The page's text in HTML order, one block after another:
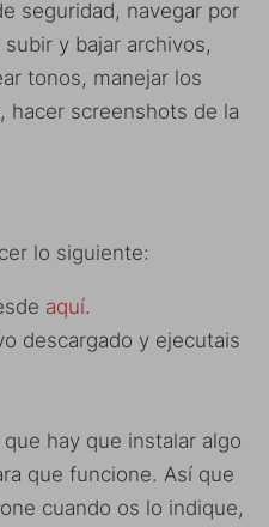
seguridad, navegar por
y bajar archivos,
tonos, manejar los
hacer screenshots de la
lo siguiente:
aquí.
descargado y ejecutais
hay que instalar algo
que funcione. Así que
cuando os lo indique,